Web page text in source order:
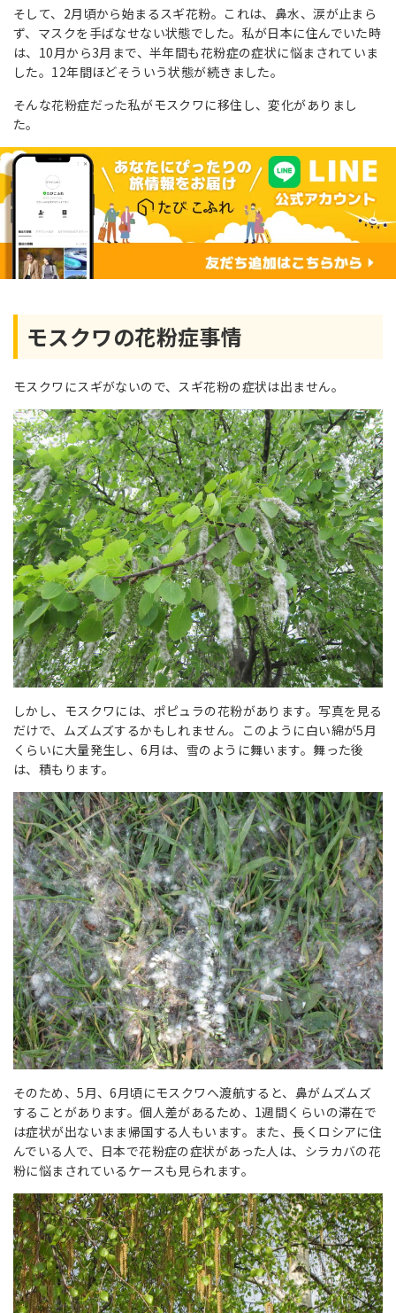
そして、2月頃から始まるスギ花粉。これは、鼻水、涙が止まら
ず、マスクを手ばなせない状態でした。私が日本に住んでいた時
は、10月から3月まで、半年間も花粉症の症状に悩まされていま
した。12年間ほどそういう状態が続きました。
そんな花粉症だった私がモスクワに移住し、変化がありまし
た。
モスクワの花粉症事情
モスクワにスギがないので、スギ花粉の症状は出ません。
しかし、モスクワには、ポピュラの花粉があります。写真を見る
だけで、ムズムズするかもしれません。このように白い綿が5月
くらいに大量発生し、6月は、雪のように舞います。舞った後
は、積もります。
そのため、5月、6月頃にモスクワへ渡航すると、鼻がムズムズ
することがあります。個人差があるため、1週間くらいの滞在で
は症状が出ないまま帰国する人もいます。また、長くロシアに住
んでいる人で、日本で花粉症の症状があった人は、シラカバの花
粉に悩まされているケースも見られます。